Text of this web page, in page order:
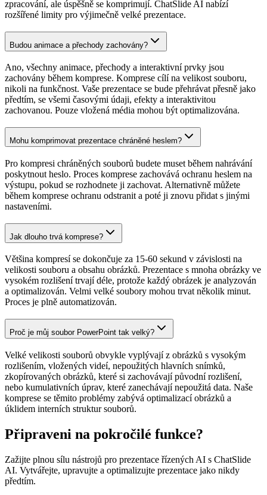
zpracování, ale úspěšně se komprimují. ChatSlide AI nabízí
rozšířené limity pro výjimečně velké prezentace.
Budou animace a přechody zachovány?
Ano, všechny animace, přechody a interaktivní prvky jsou
zachovány během komprese. Komprese cílí na velikost souboru,
nikoli na funkčnost. Vaše prezentace se bude přehrávat přesně jako
předtím, se všemi časovými údaji, efekty a interaktivitou
zachovanou. Pouze vložená média mohou být optimalizována.
Mohu komprimovat prezentace chráněné heslem?
Pro kompresi chráněných souborů budete muset během nahrávání
poskytnout heslo. Proces komprese zachovává ochranu heslem na
výstupu, pokud se rozhodnete ji zachovat. Alternativně můžete
během komprese ochranu odstranit a poté ji znovu přidat s jinými
nastaveními.
Jak dlouho trvá komprese?
Většina kompresí se dokončuje za 15-60 sekund v závislosti na
velikosti souboru a obsahu obrázků. Prezentace s mnoha obrázky ve
vysokém rozlišení trvají déle, protože každý obrázek je analyzován
a optimalizován. Velmi velké soubory mohou trvat několik minut.
Proces je plně automatizován.
Proč je můj soubor PowerPoint tak velký?
Velké velikosti souborů obvykle vyplývají z obrázků s vysokým
rozlišením, vložených videí, nepoužitých hlavních snímků,
zkopírovaných obrázků, které si zachovávají původní rozlišení,
nebo kumulativních úprav, které zanechávají nepoužitá data. Naše
komprese se těmito problémy zabývá optimalizací obrázků a
úklidem interních struktur souborů.
Připraveni na pokročilé funkce?
Zažijte plnou sílu nástrojů pro prezentace řízených AI s ChatSlide
AI. Vytvářejte, upravujte a optimalizujte prezentace jako nikdy
předtím.